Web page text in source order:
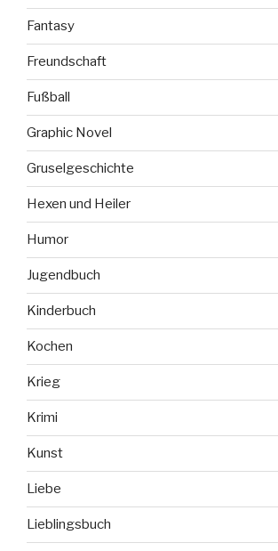
Fantasy
Freundschaft
Fußball
Graphic Novel
Gruselgeschichte
Hexen und Heiler
Humor
Jugendbuch
Kinderbuch
Kochen
Krieg
Krimi
Kunst
Liebe
Lieblingsbuch